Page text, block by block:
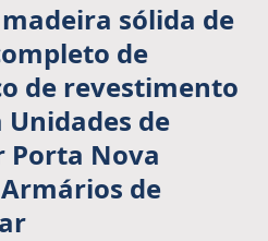
sólida de
de
de revestimento
de
Porta Nova
de